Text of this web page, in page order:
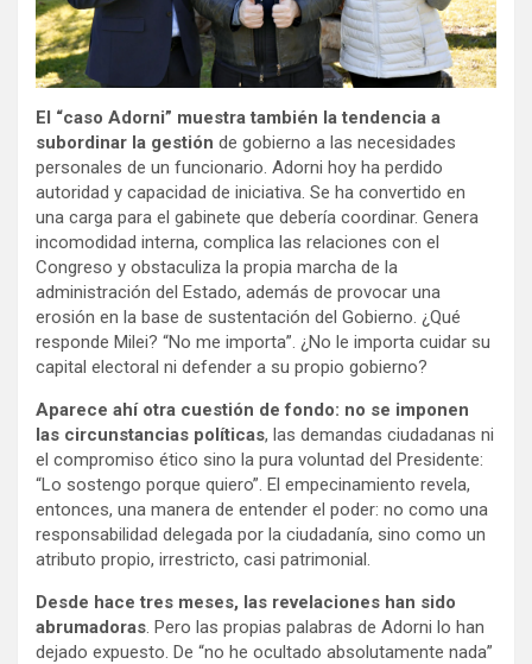
El “caso Adorni” muestra también la tendencia a
subordinar la gestión de gobierno a las necesidades
personales de un funcionario. Adorni hoy ha perdido
autoridad y capacidad de iniciativa. Se ha convertido en
una carga para el gabinete que debería coordinar. Genera
incomodidad interna, complica las relaciones con el
Congreso y obstaculiza la propia marcha de la
administración del Estado, además de provocar una
erosión en la base de sustentación del Gobierno. ¿Qué
responde Milei? “No me importa”. ¿No le importa cuidar su
capital electoral ni defender a su propio gobierno?
Aparece ahí otra cuestión de fondo: no se imponen
las circunstancias políticas, las demandas ciudadanas ni
el compromiso ético sino la pura voluntad del Presidente:
“Lo sostengo porque quiero”. El empecinamiento revela,
entonces, una manera de entender el poder: no como una
responsabilidad delegada por la ciudadanía, sino como un
atributo propio, irrestricto, casi patrimonial.
Desde hace tres meses, las revelaciones han sido
abrumadoras. Pero las propias palabras de Adorni lo han
dejado expuesto. De “no he ocultado absolutamente nada”